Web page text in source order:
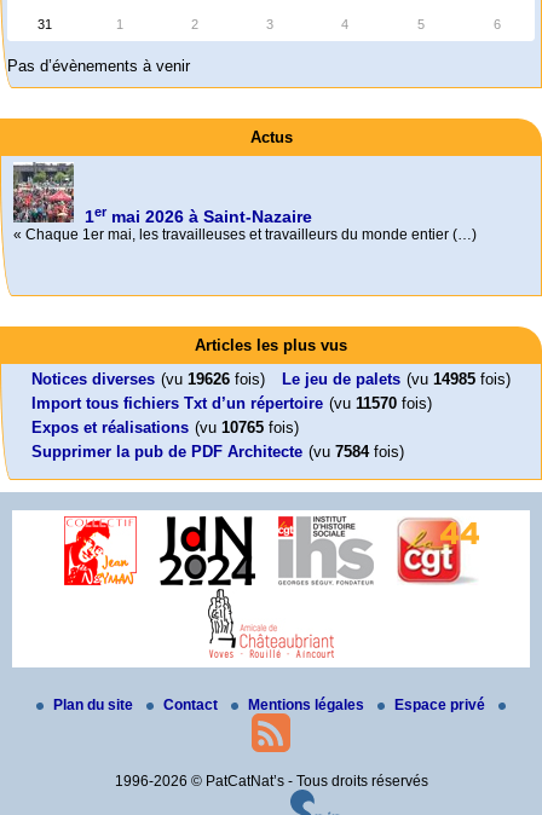
31 1 2 3 4 5 6
Pas d’évènements à venir
Actus
1 mai 2026 à Saint-Nazaire
« Chaque 1er mai, les travailleuses et travailleurs du monde entier (…)
Foutez-nous la paix !
Aujourd’hui, mercredi 18 mars 2026, le président de la République
Emmanuel (…)
Leonard Peltier libre !
Leonard Peltier, un Amérindien condamné deux fois à la prison à vie pour
un (…)
En Pays-de-la-Loire le couperet est tombé !
« La présidente Horizons de la région Pays de la Loire veut faire voter ce (…)
Mon CV... Cette perle indique une nouveauté, ou le dernier travail (…)
Articles les plus vus
Notices diverses (vu 19626 fois) Le jeu de palets (vu 14985 fois)
Import tous fichiers Txt d’un répertoire (vu 11570 fois)
Expos et réalisations (vu 10765 fois)
Supprimer la pub de PDF Architecte (vu 7584fois)
Plan du site Contact Mentions légales Espace privé
1996-2026 © PatCatNat’s - Tous droits réservés